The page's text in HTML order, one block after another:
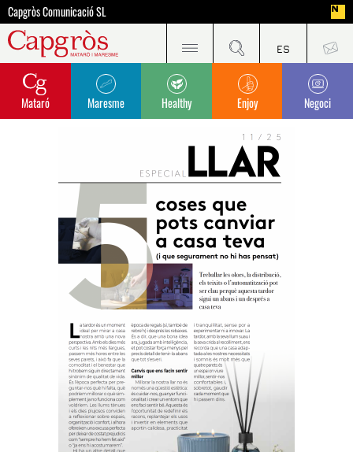
Capgròs Comunicació SL
Mataró Maresme Healthy Enjoy Negoci